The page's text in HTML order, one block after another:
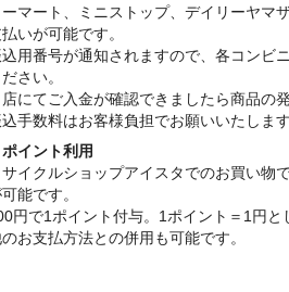
マート、ミニストップ、デイリーヤマ
いが可能です。
用番号が通知されますので、各コンビ
さい。
にてご入金が確認できましたら商品の
手数料はお客様負担でお願いいたします
イント利用
イクルショップアイスタでのお買い物
能です。
円で1ポイント付与。1ポイント＝1円と
お支払方法との併用も可能です。